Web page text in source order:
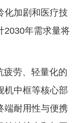
化加剧和医疗技
2030年需求量将
疲劳、轻量化的
机中框等核心部
端耐用性与便携